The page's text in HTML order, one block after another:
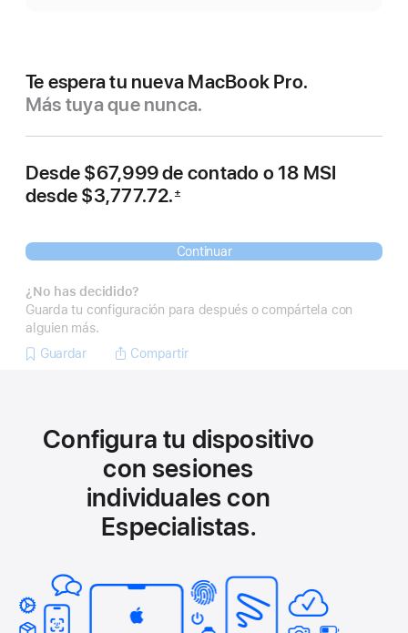
Te espera tu nueva MacBook Pro.
Más tuya que nunca.
Desde $67,999de contado o 18 MSI
desde $3,777.72.
Nota al pie
±
Continuar
¿No has decidido?
Guarda tu configuración para después o compártela con
alguien más.
Guardar
Compartir
Configura tu dispositivo
con sesiones
individuales con
Especialistas.